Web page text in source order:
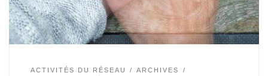
ACTIVITÉS DU RÉSEAU
ARCHIVES